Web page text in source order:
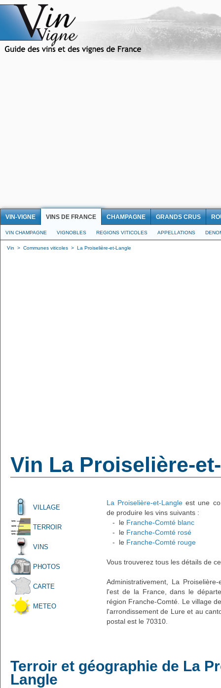
VIN-VIGNE VINS DE FRANCE CHAMPAGNE GRANDS CRUS
VIN CHAMPAGNE VIGNOBLES REGIONS VITICOLES APPELLATIONS
Vin > Communes viticoles > La Proiselière-et-Langle
Vin La Proiselière-
VILLAGE
TERROIR
VINS
PHOTOS
CARTE
METEO
La Proiselière-et-Langle est une
de produire les vins suivants :
- le Franche-Comté blanc
- le Franche-Comté rosé
- le Franche-Comté rouge
Vous trouverez tous les détails de
Administrativement, La
l'est de la France, dans le
région Franche-Comté. Le village
l'arrondissement de Lure et au
postal est le 70310.
Terroir et géographie de La
Langle